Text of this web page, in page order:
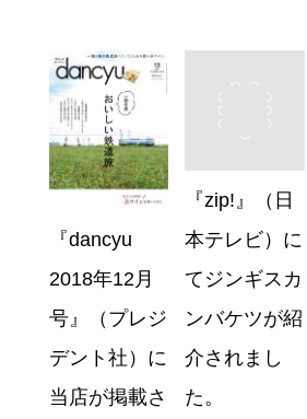
『dancyu
2018年12月
号』（プレジ
デント社）に
当店が掲載さ
『zip!』（日
本テレビ）に
てジンギスカ
ンバケツが紹
介されまし
た。